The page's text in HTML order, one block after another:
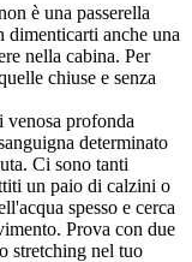
è una passerella
anche una
nella cabina. Per
chiuse e senza
venosa profonda
determinato
Ci sono tanti
un paio di calzini o
spesso e cerca
Prova con due
stretching nel tuo